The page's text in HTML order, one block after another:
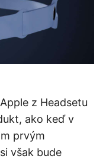
z Headsetu
ako keď v
prvým
však bude